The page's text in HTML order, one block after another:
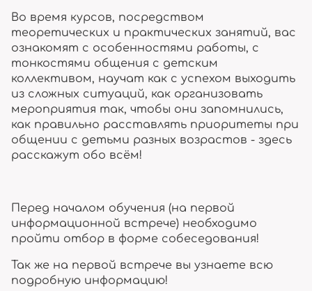
Во время курсов, посредством
теоретических и практических занятий, вас
ознакомят с особенностями работы, с
тонкостями общения с детским
коллективом, научат как с успехом выходить
из сложных ситуаций, как организовать
мероприятия так, чтобы они запомнились,
как правильно расставлять приоритеты при
общении с детьми разных возрастов - здесь
расскажут обо всём!
Перед началом обучения (на первой
информационной встрече) необходимо
пройти отбор в форме собеседования!
Так же на первой встрече вы узнаете всю
подробную информацию!